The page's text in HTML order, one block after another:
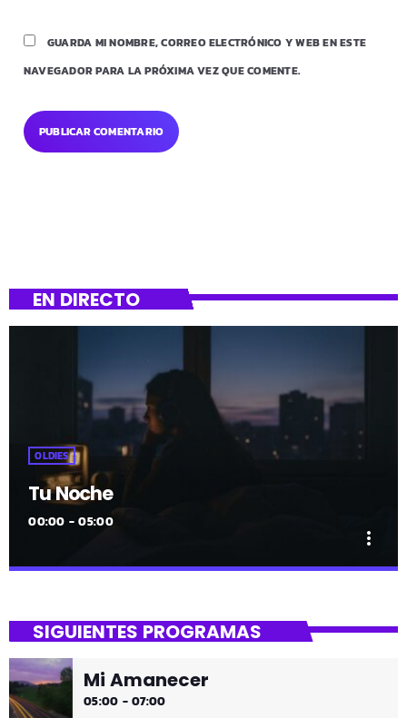
GUARDA MI NOMBRE, CORREO ELECTRÓNICO Y WEB EN ESTE
NAVEGADOR PARA LA PRÓXIMA VEZ QUE COMENTE.
EN DIRECTO
OLDIES
Tu Noche
00:00 - 05:00
more_vert
gure gaua
Desconecta y disfruta cada madrugada de la música
más tranquila.
SIGUIENTES PROGRAMAS
Mi Amanecer
05:00 - 07:00